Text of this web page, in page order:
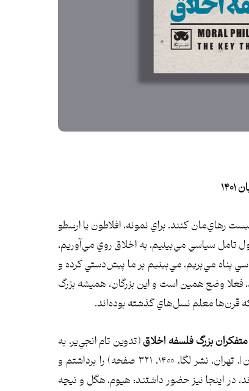
رهاي‌مان كنند. براي نمونه، افلاطون يا ارسطو
تامل سياسي مي‌بينيم، به اخلاق روي مي‌آوريم،
پناه مي‌بريم، مي‌بينيم بر ما پيش‌دستي كرده و
فعلا وضع همين است و اين بزرگان، هميشه بزرگ
قرن‌ها معلم نسل‌هاي گذشته بوده‌اند.
بزرگ فلسفه اخلاق(تدوين تام انجي‌ير، به
كوشش و ويرايش كاوه بهبهاني، مترجمان صالح نجفي [و ديگران]، تهران، نشر لگا، ۱۴۰۰، ۳۲۱ صفحه) را برداشتم و
در اينجا نيز حضور داشتند: هيوم، هگل و نيچه